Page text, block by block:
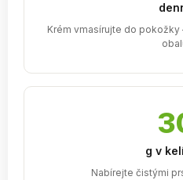
Krém vmasírujte do
g v
Nabírejte čistými